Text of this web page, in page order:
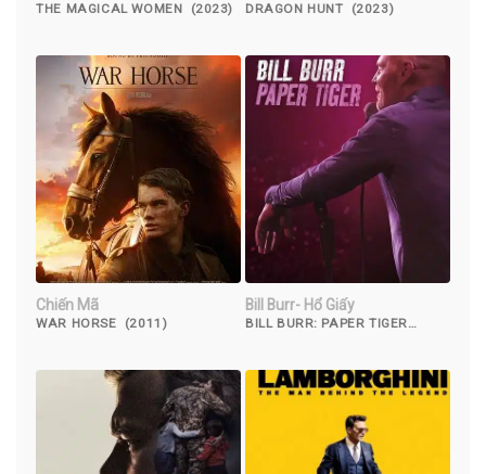
THE MAGICAL WOMEN (2023) DRAGON HUNT (2023)
Chiến Mã
WAR HORSE (2011)
Bill Burr- Hổ Giấy
BILL BURR: PAPER TIGER